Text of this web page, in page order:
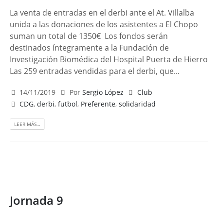
La venta de entradas en el derbi ante el At. Villalba
unida a las donaciones de los asistentes a El Chopo
suman un total de 1350€ Los fondos serán
destinados íntegramente a la Fundación de
Investigación Biomédica del Hospital Puerta de Hierro
Las 259 entradas vendidas para el derbi, que...
14/11/2019 Por Sergio López
Club
CDG,derbi,futbol, Preferente,solidaridad
LEER MÁS…
Jornada 9